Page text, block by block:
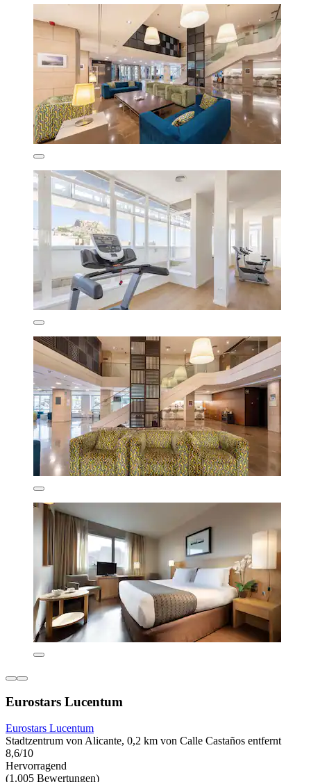
Eurostars Lucentum
Eurostars Lucentum
Stadtzentrum von Alicante, 0,2 km von Calle Castaños entfernt
8,6/10
Hervorragend
(1.005 Bewertungen)